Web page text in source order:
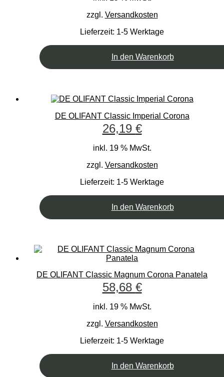
zzgl. Versandkosten
Lieferzeit: 1-5 Werktage
In den Warenkorb
DE OLIFANT Classic Imperial Corona
26,19 €
inkl. 19 % MwSt.
zzgl. Versandkosten
Lieferzeit: 1-5 Werktage
In den Warenkorb
DE OLIFANT Classic Magnum Corona Panatela
58,68 €
inkl. 19 % MwSt.
zzgl. Versandkosten
Lieferzeit: 1-5 Werktage
In den Warenkorb